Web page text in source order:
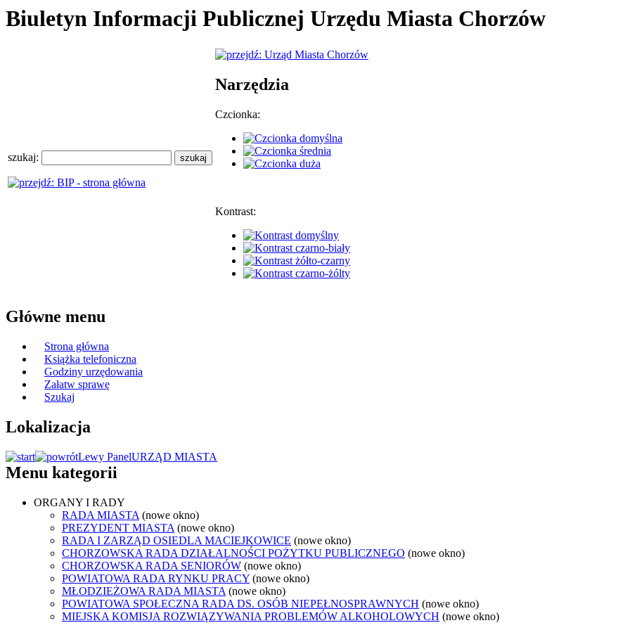
Biuletyn Informacji Publicznej Urzędu Miasta Chorzów
szukaj:
Narzędzia
Czcionka:
Kontrast:
Główne menu
Strona główna
Książka telefoniczna
Godziny urzędowania
Załatw sprawę
Szukaj
Lokalizacja
Lewy PanelURZĄD MIASTA
Menu kategorii
ORGANY I RADY
RADA MIASTA (nowe okno)
PREZYDENT MIASTA (nowe okno)
RADA I ZARZĄD OSIEDLA MACIEJKOWICE (nowe okno)
CHORZOWSKA RADA DZIAŁALNOŚCI POŻYTKU PUBLICZNEGO (nowe okno)
CHORZOWSKA RADA SENIORÓW (nowe okno)
POWIATOWA RADA RYNKU PRACY (nowe okno)
MŁODZIEŻOWA RADA MIASTA (nowe okno)
POWIATOWA SPOŁECZNA RADA DS. OSÓB NIEPEŁNOSPRAWNYCH (nowe okno)
MIEJSKA KOMISJA ROZWIĄZYWANIA PROBLEMÓW ALKOHOLOWYCH (nowe okno)